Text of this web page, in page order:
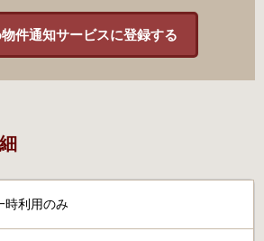
件通知サービスに登録する
時利用のみ